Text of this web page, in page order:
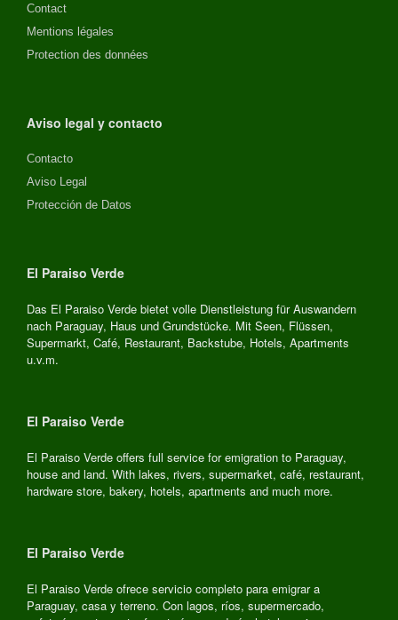
Contact
Mentions légales
Protection des données
Aviso legal y contacto
Contacto
Aviso Legal
Protección de Datos
El Paraiso Verde
Das El Paraiso Verde bietet volle Dienstleistung für Auswandern
nach Paraguay, Haus und Grundstücke. Mit Seen, Flüssen,
Supermarkt, Café, Restaurant, Backstube, Hotels, Apartments
u.v.m.
El Paraiso Verde
El Paraiso Verde offers full service for emigration to Paraguay,
house and land. With lakes, rivers, supermarket, café, restaurant,
hardware store, bakery, hotels, apartments and much more.
El Paraiso Verde
El Paraiso Verde ofrece servicio completo para emigrar a
Paraguay, casa y terreno. Con lagos, ríos, supermercado,